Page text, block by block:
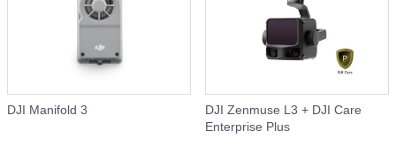
DJI Manifold 3
DJI Zenmuse L3 + DJI Care
Enterprise Plus